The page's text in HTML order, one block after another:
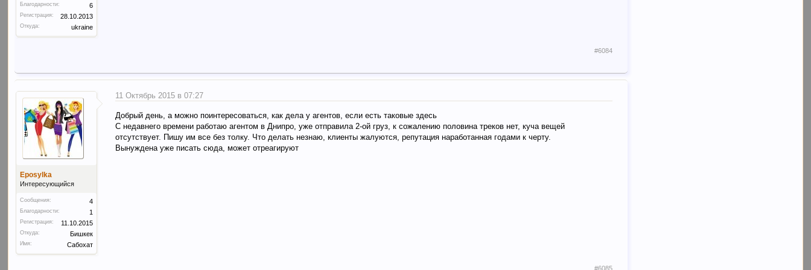
Благодарности: 6
Регистрация: 28.10.2013
Откуда: ukraine
#6084
Eposylka
Интересующийся
Сообщения: 4
Благодарности: 1
Регистрация: 11.10.2015
Откуда: Бишкек
Имя: Сабохат
11 Октябрь 2015 в 07:27
Добрый день, а можно поинтересоваться, как дела у агентов, если есть таковые здесь
С недавнего времени работаю агентом в Днипро, уже отправила 2-ой груз, к сожалению половина треков нет, куча вещей
отсутствует. Пишу им все без толку. Что делать незнаю, клиенты жалуются, репутация наработанная годами к черту.
Вынуждена уже писать сюда, может отреагируют
#6085